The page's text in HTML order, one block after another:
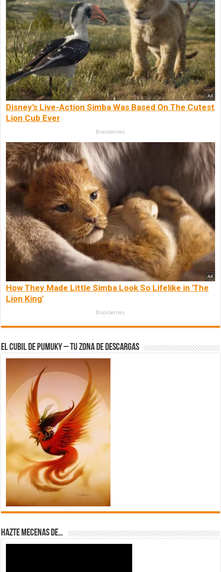
Disney’s Live-Action Simba Was Based On The Cutest
Lion Cub Ever
Brainberries
How They Made Little Simba Look So Lifelike in 'The
Lion King'
Brainberries
El Cubil de Pumuky – Tu zona de Descargas
Hazte Mecenas de…